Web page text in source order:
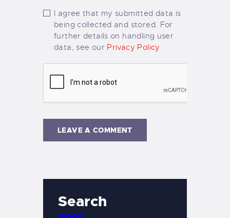
I agree that my submitted data is
being collected and stored. For
further details on handling user
data, see our Privacy Policy
Search